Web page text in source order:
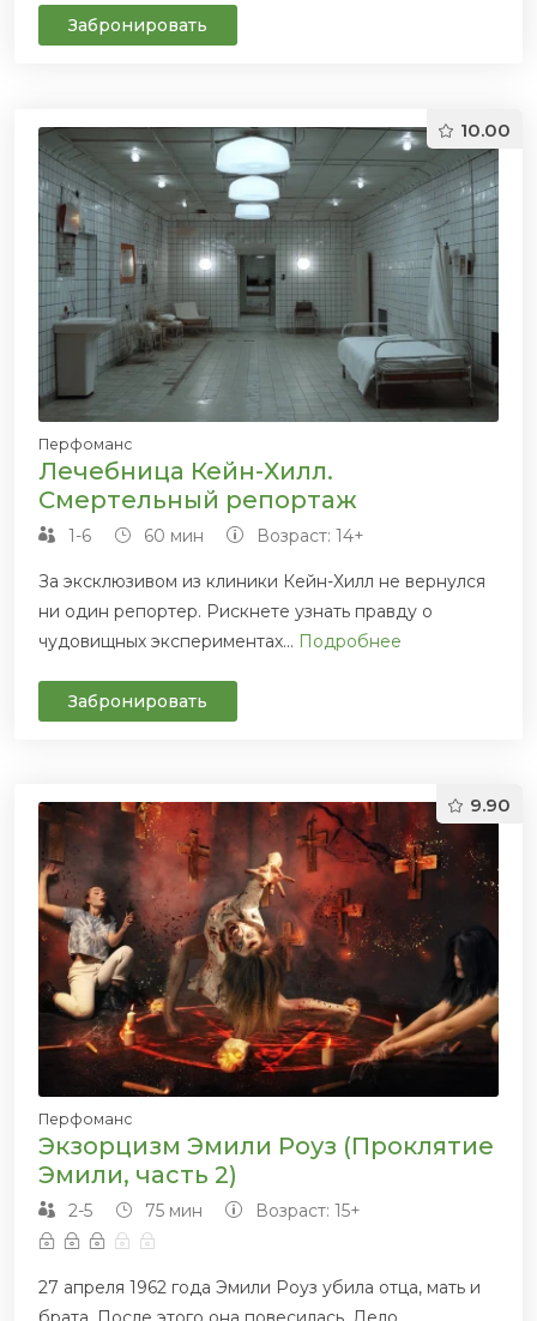
Забронировать
10.00
Перфоманс
Лечебница Кейн-Хилл.
Смертельный репортаж
1-6 60 мин Возраст: 14+
За эксклюзивом из клиники Кейн-Хилл не вернулся
ни один репортер. Рискнете узнать правду о
чудовищных экспериментах... Подробнее
Забронировать
9.90
Перфоманс
Экзорцизм Эмили Роуз (Проклятие
Эмили, часть 2)
2-5 75 мин Возраст: 15+
27 апреля 1962 года Эмили Роуз убила отца, мать и